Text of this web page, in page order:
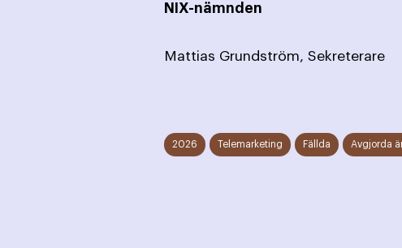
NIX-nämnden
Mattias
2026 Telemarketing Fällda Avgjorda